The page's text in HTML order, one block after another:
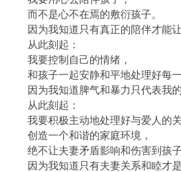
而不是心不在焉的敷衍孩子。
因为我知道只有真正的陪伴才能
从此刻起：
我要控制自己的情绪，
和孩子一起安静和平地处理好每一
因为我知道脾气和暴力只代表我
从此刻起：
我要积极主动地处理好与爱人的关
创造一个和谐的家庭环境，
绝不让夫妻矛盾影响和伤害到孩子
因为我知道只有夫妻关系和睦才